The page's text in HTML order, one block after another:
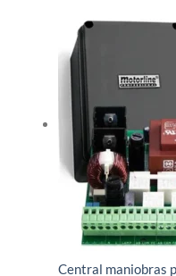
Central maniobras